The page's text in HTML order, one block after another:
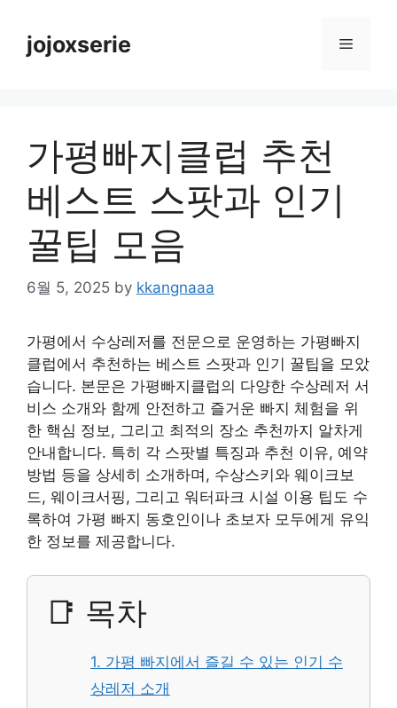
contentjojoxserie Menu
가평빠지클럽 추천
베스트 스팟과 인기
꿀팁 모음
6월 5, 2025 by kkangnaaa
가평에서 수상레저를 전문으로 운영하는 가평빠지
클럽에서 추천하는 베스트 스팟과 인기 꿀팁을 모았
습니다. 본문은 가평빠지클럽의 다양한 수상레저 서
비스 소개와 함께 안전하고 즐거운 빠지 체험을 위
한 핵심 정보, 그리고 최적의 장소 추천까지 알차게
안내합니다. 특히 각 스팟별 특징과 추천 이유, 예약
방법 등을 상세히 소개하며, 수상스키와 웨이크보
드, 웨이크서핑, 그리고 워터파크 시설 이용 팁도 수
록하여 가평 빠지 동호인이나 초보자 모두에게 유익
한 정보를 제공합니다.
📑 목차
1. 가평 빠지에서 즐길 수 있는 인기 수
상레저 소개